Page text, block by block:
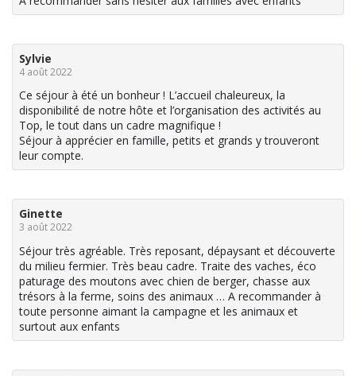
Sylvie
4 août 2022
Ce séjour à été un bonheur ! L’accueil chaleureux, la
disponibilité de notre hôte et l’organisation des activités au
Top, le tout dans un cadre magnifique !
Séjour à apprécier en famille, petits et grands y trouveront
leur compte.
Ginette
3 août 2022
Séjour très agréable. Très reposant, dépaysant et découverte
du milieu fermier. Très beau cadre. Traite des vaches, éco
paturage des moutons avec chien de berger, chasse aux
trésors à la ferme, soins des animaux … A recommander à
toute personne aimant la campagne et les animaux et
surtout aux enfants